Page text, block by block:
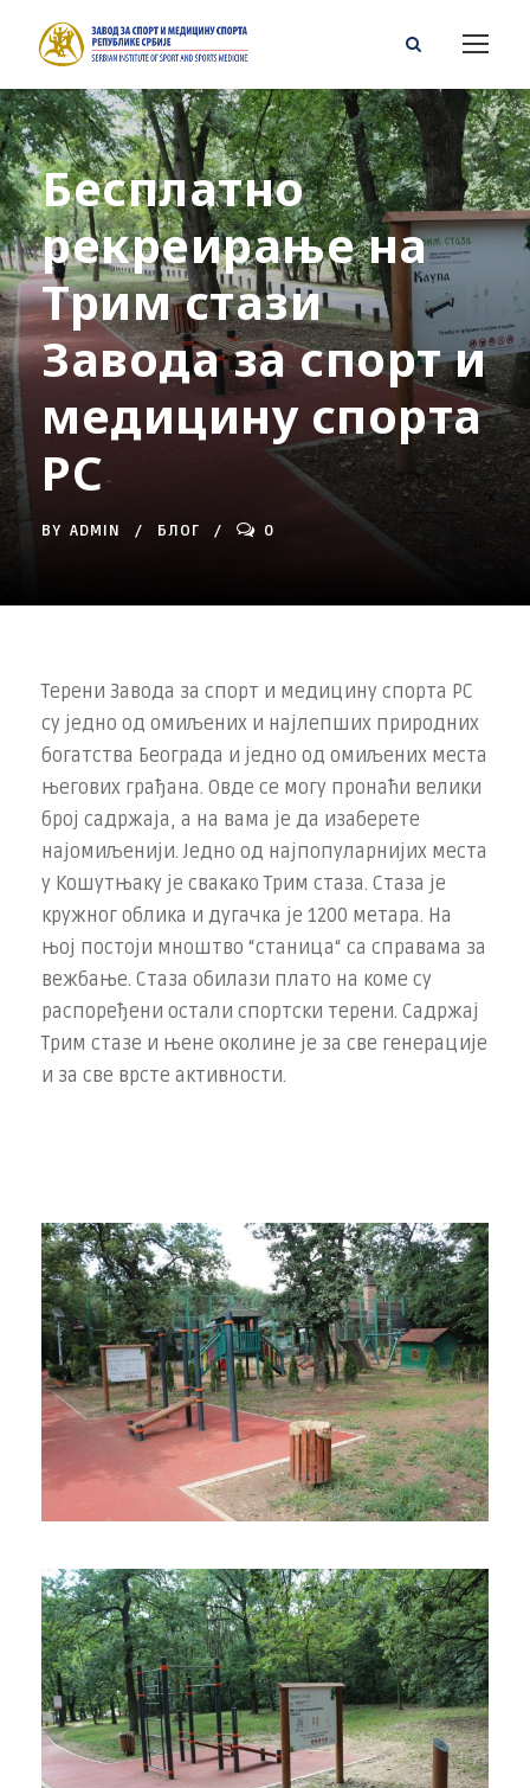
Бесплатно
рекреирање на
Трим стази
Завода за спорт и
медицину спорта
РС
BY ADMIN БЛОГ 0
Терени Завода за спорт и медицину спорта РС
су једно од омиљених и најлепших природних
богатства Београда и једно од омиљених места
његових грађана. Овде се могу пронаћи велики
број садржаја, а на вама је да изаберете
најомиљенији. Једно од најпопуларнијих места
у Кошутњаку је свакако Трим стаза. Стаза је
кружног облика и дугачка је 1200 метара. На
њој постоји мноштво “станица“ са справама за
вежбање. Стаза обилази плато на коме су
распоређени остали спортски терени. Садржај
Трим стазе и њене околине је за све генерације
и за све врсте активности.